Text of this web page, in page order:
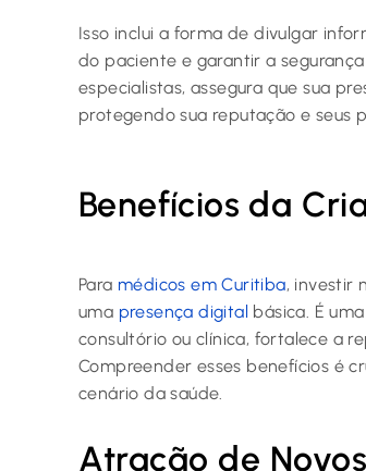
Isso inclui a forma de divulgar
do paciente e garantir a
especialistas, assegura que sua
protegendo sua reputação e seus
Benefícios da
Para médicos em Curitiba, investir
uma presença digital básica. É
consultório ou clínica, fortalece a
Compreender esses benefícios é
cenário da saúde.
Atração de